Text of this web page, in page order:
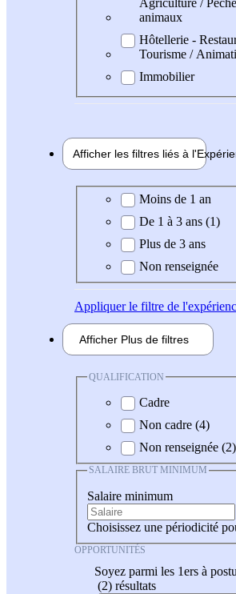
animaux
Hôtellerie -
Tourisme /
Immobilier
Afficher les filtres liés à l'
Expérience demandée
Moins de 1 an
De 1 à 3 ans (1)
Plus de 3 ans
Non renseignée
Appliquerle filtre de
Afficher Plus de filtres
QUALIFICATION
Cadre
Non cadre (4)
Non renseignée (2)
SALAIRE BRUT MINIMUM
Salaire minimum
Choisissez une périodicité
OPPORTUNITÉS
Soyez parmi les 1ers à
(2) résultats